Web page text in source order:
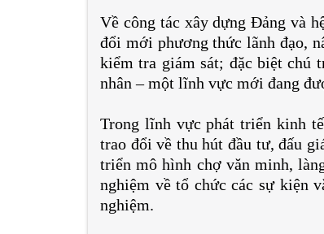
Về công tác xây dựng Đảng và
đổi mới phương thức lãnh đạo,
kiểm tra giám sát; đặc biệt chú
nhân – một lĩnh vực mới đang
Trong lĩnh vực phát triển kinh
trao đổi về thu hút đầu tư, đấu
triển mô hình chợ văn minh,
nghiệm về tổ chức các sự kiện
nghiệm.